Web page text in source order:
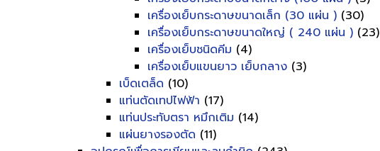
เครื่องเย็บกระดาษขนาดเล็ก (30 แผ่น ) (30)
เครื่องเย็บกระดาษขนาดใหญ่ ( 240 แผ่น ) (23)
เครื่องเย็บชนิดคีม (4)
เครื่องเย็บแขนยาว เย็บกลาง (3)
เบ็ดเตล็ด (10)
แท่นตัดเทปไฟฟ้า (17)
แท่นประทับตรา หมึกเติม (14)
แผ่นยางรองตัด (11)